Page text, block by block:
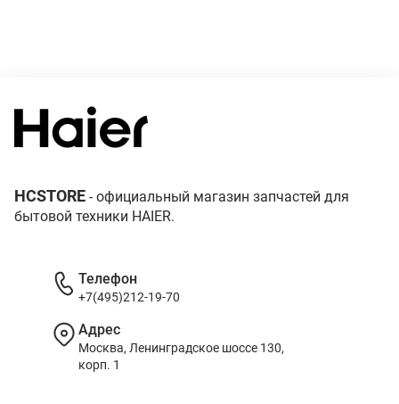
HCSTORE - официальный магазин запчастей для
бытовой техники HAIER.
Телефон
+7(495)212-19-70
Адрес
Москва, Ленинградское шоссе 130,
корп. 1